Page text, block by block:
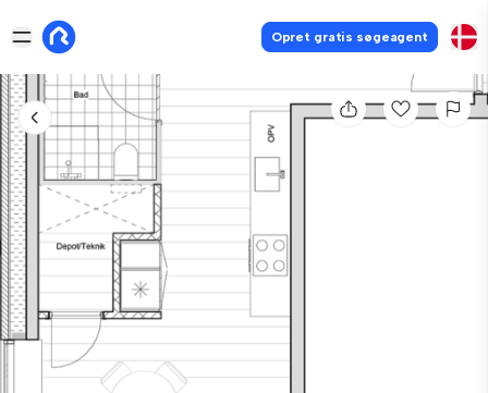
Opret gratis søgeagent